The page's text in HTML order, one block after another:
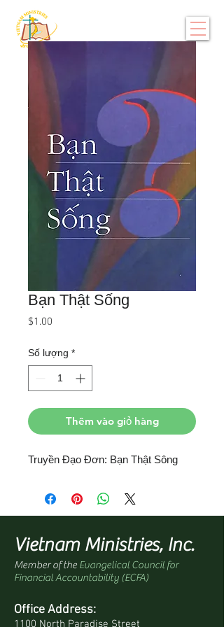
Bạn Thật Sống
$1.00
Số lượng *
Thêm vào giỏ hàng
Truyền Đạo Đơn: Bạn Thật Sông
Vietnam Ministries, Inc.
Member of the Evangelical Council for
Financial Accountability (ECFA)
Office Address:
1100 North Paradise Street